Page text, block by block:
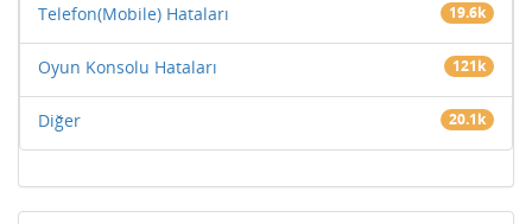
Telefon(Mobile) Hataları 19.6k
Oyun Konsolu Hataları 121k
Diğer 20.1k